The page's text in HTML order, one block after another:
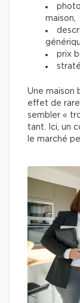
maison,
prix
Une maison
effet de
sembler «
tant. Ici, un
le marché